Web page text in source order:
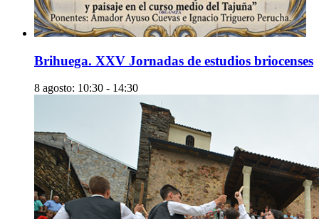
Brihuega. XXV Jornadas de estudios briocenses
8 agosto: 10:30 - 14:30